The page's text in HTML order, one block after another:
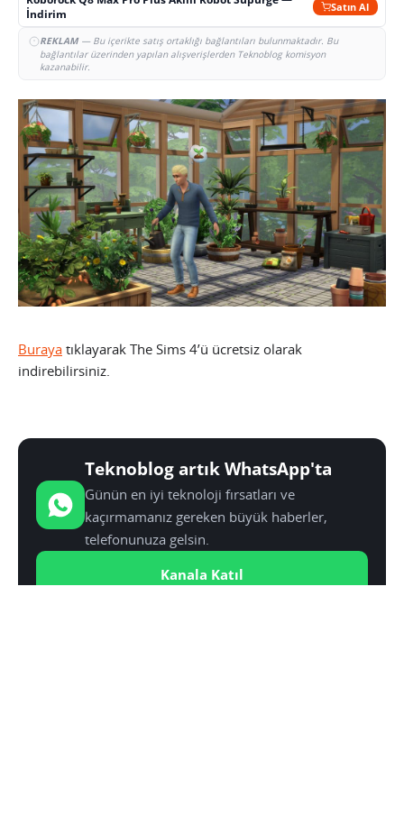
İndirim
Satın Al
REKLAM— Bu içerikte satış ortaklığı bağlantıları bulunmaktadır. Bu
bağlantılar üzerinden yapılan alışverişlerden Teknoblog komisyon
kazanabilir.
Buraya tıklayarak The Sims 4’ü ücretsiz olarak
indirebilirsiniz.
Teknoblog artık WhatsApp'ta
Günün en iyi teknoloji fırsatları ve
kaçırmamanız gereken büyük haberler,
telefonunuza gelsin.
Kanala Katıl